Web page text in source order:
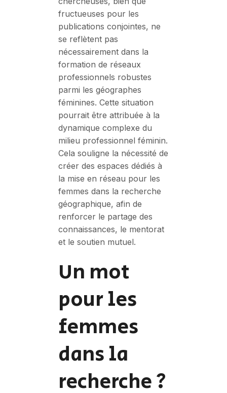
fructueuses pour les
publications conjointes, ne
se reflètent pas
nécessairement dans la
formation de réseaux
professionnels robustes
parmi les géographes
féminines. Cette situation
pourrait être attribuée à la
dynamique complexe du
milieu professionnel féminin.
Cela souligne la nécessité de
créer des espaces dédiés à
la mise en réseau pour les
femmes dans la recherche
géographique, afin de
renforcer le partage des
connaissances, le mentorat
et le soutien mutuel.
Un mot
pour les
femmes
dans la
recherche ?